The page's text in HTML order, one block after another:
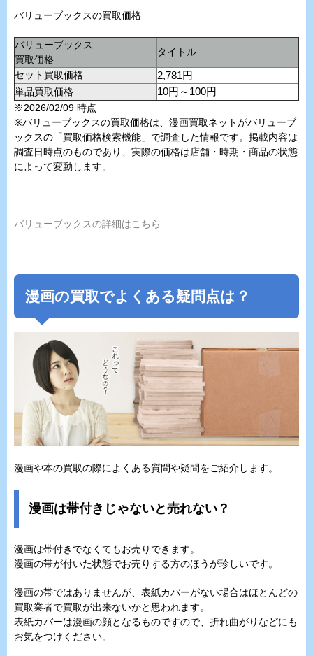
バリューブックスの買取価格
バリューブックス
買取価格
タイトル
セット買取価格
2,781円
単品買取価格
10円～100円
※2026/02/09 時点
※バリューブックスの買取価格は、漫画買取ネットがバリューブ
ックスの「買取価格検索機能」で調査した情報です。掲載内容は
調査日時点のものであり、実際の価格は店舗・時期・商品の状態
によって変動します。
バリューブックスの詳細はこちら
漫画の買取でよくある疑問点は？
漫画や本の買取の際によくある質問や疑問をご紹介します。
漫画は帯付きじゃないと売れない？
漫画は帯付きでなくてもお売りできます。
漫画の帯が付いた状態でお売りする方のほうが珍しいです。
漫画の帯ではありませんが、表紙カバーがない場合はほとんどの
買取業者で買取が出来ないかと思われます。
表紙カバーは漫画の顔となるものですので、折れ曲がりなどにも
お気をつけください。